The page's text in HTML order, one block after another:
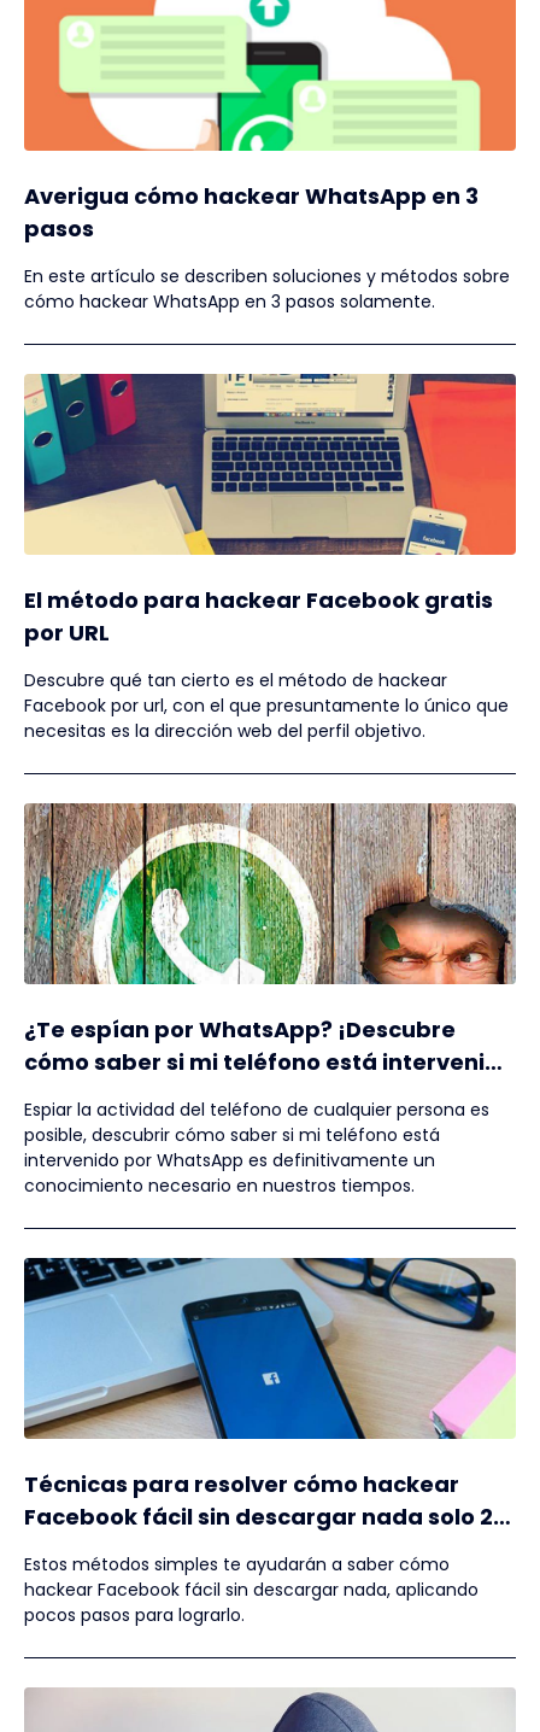
Averigua cómo hackear WhatsApp en 3
pasos
En este artículo se describen soluciones y métodos sobre
cómo hackear WhatsApp en 3 pasos solamente.
El método para hackear Facebook gratis
por URL
Descubre qué tan cierto es el método de hackear
Facebook por url, con el que presuntamente lo único que
necesitas es la dirección web del perfil objetivo.
¿Te espían por WhatsApp? ¡Descubre
cómo saber si mi teléfono está intervenido
por WhatsApp!
Espiar la actividad del teléfono de cualquier persona es
posible, descubrir cómo saber si mi teléfono está
intervenido por WhatsApp es definitivamente un
conocimiento necesario en nuestros tiempos.
Técnicas para resolver cómo hackear
Facebook fácil sin descargar nada solo 2
pasos hackear en 1 minuto
Estos métodos simples te ayudarán a saber cómo
hackear Facebook fácil sin descargar nada, aplicando
pocos pasos para lograrlo.